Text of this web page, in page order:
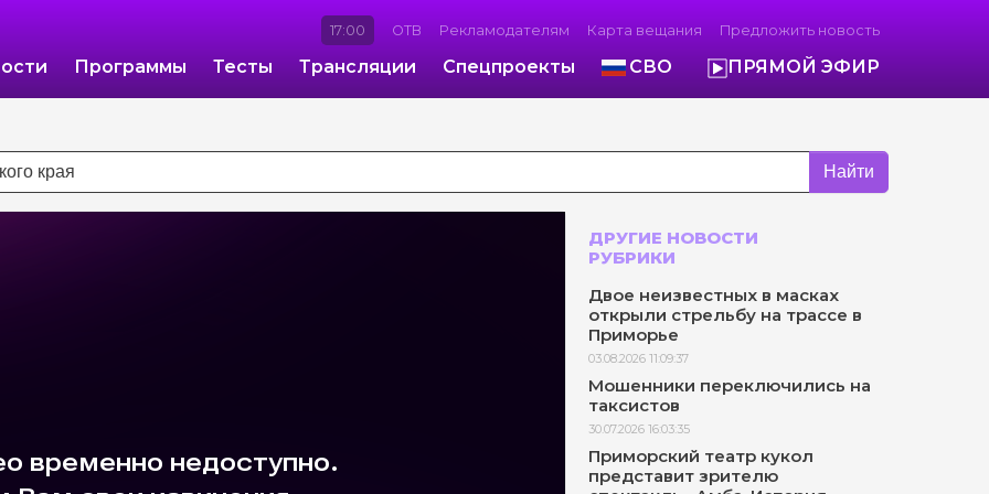
17:00 ОТВ Рекламодателям Карта вещания Предложить новость
Программы Тесты Трансляции Спецпроекты СВО ПРЯМОЙ ЭФИР
Найти
ДРУГИЕ НОВОСТИ
РУБРИКИ
Двое неизвестных в масках
открыли стрельбу на трассе в
Приморье
03.08.2026 11:09:37
Мошенники переключились на
таксистов
30.07.2026 16:03:35
Приморский театр кукол
представит зрителю